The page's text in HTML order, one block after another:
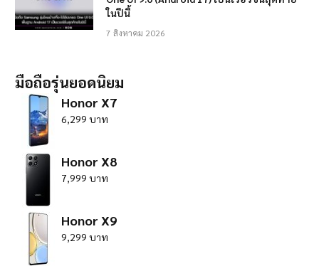
ในปีนี้
7 สิงหาคม 2026
มือถือรุ่นยอดนิยม
Honor X7
6,299 บาท
Honor X8
7,999 บาท
Honor X9
9,299 บาท